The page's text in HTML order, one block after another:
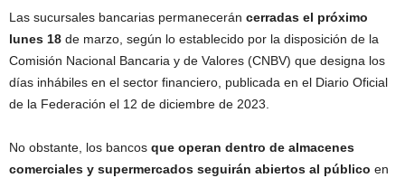
Las sucursales bancarias permanecerán cerradas el próximo
lunes 18 de marzo, según lo establecido por la disposición de la
Comisión Nacional Bancaria y de Valores (CNBV) que designa los
días inhábiles en el sector financiero, publicada en el Diario Oficial
de la Federación el 12 de diciembre de 2023.
No obstante, los bancos que operan dentro de almacenes
comerciales y supermercados seguirán abiertos al público en